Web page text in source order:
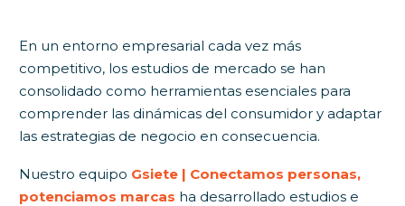
En un entorno empresarial cada vez más
competitivo, los estudios de mercado se han
consolidado como herramientas esenciales para
comprender las dinámicas del consumidor y adaptar
las estrategias de negocio en consecuencia.
Nuestro equipo Gsiete | Conectamos personas,
potenciamos marcas ha desarrollado estudios e